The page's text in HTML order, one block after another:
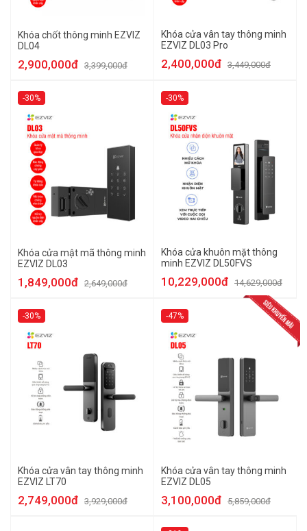
Khóa chốt thông minh EZVIZ
DL04
2,900,000đ 3,399,000đ
Khóa cửa vân tay thông minh
EZVIZ DL03 Pro
2,400,000đ 3,449,000đ
-30%
Khóa cửa mật mã thông minh
EZVIZ DL03
1,849,000đ 2,649,000đ
-30%
Khóa cửa khuôn mặt thông
minh EZVIZ DL50FVS
10,229,000đ 14,629,000đ
-30%
Khóa cửa vân tay thông minh
EZVIZ LT70
2,749,000đ 3,929,000đ
-47%
Khóa cửa vân tay thông minh
EZVIZ DL05
3,100,000đ 5,859,000đ